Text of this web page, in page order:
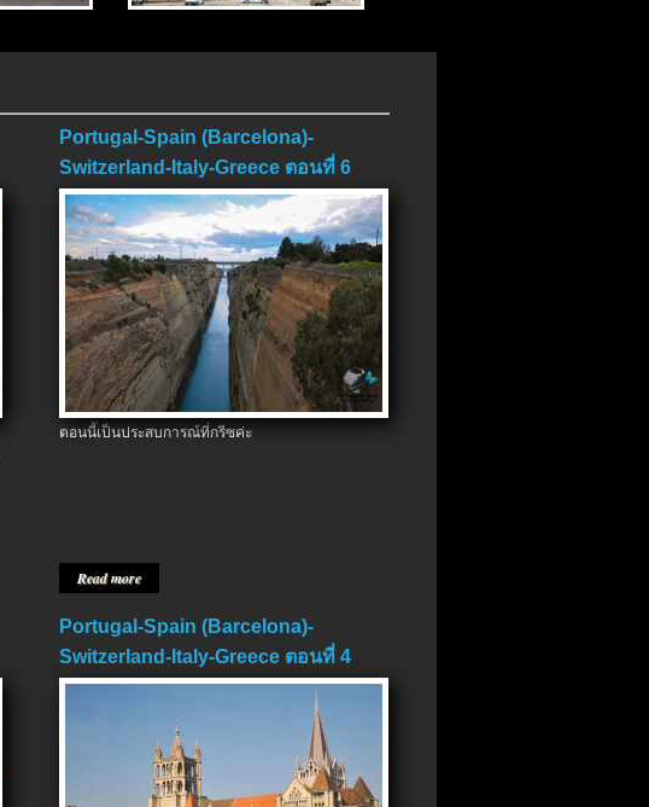
Portugal-Spain (Barcelona)-
Switzerland-Italy-Greece ตอนที่ 6
ตอนจบ
ตอนนี้เป็นประสบการณ์ที่กรีซค่ะ
Read more
Portugal-Spain (Barcelona)-
Switzerland-Italy-Greece ตอนที่ 4